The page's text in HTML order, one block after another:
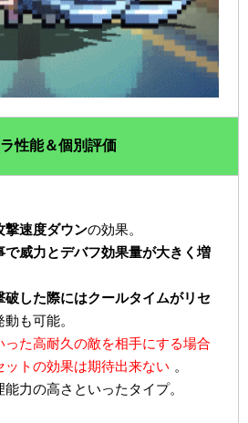
性能＆個別評価
撃速度ダウンの効果。
で威力とデバフ効果量が大きく増
破した際にはクールタイムがリセ
も可能。
った高耐久の敵を相手にする場合
トの効果は期待出来ない 。
力の高さといったタイプ。